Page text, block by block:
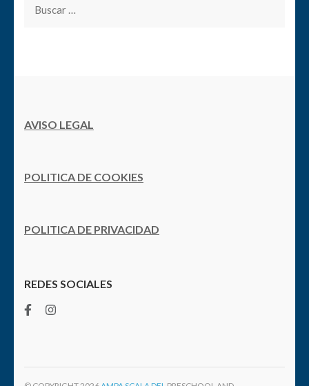
Buscar:
AVISO LEGAL
POLITICA DE COOKIES
POLITICA DE PRIVACIDAD
REDES SOCIALES